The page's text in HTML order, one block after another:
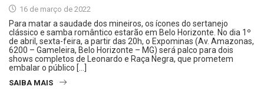
16 de março de 2022
Para matar a saudade dos mineiros, os ícones do sertanejo
clássico e samba romântico estarão em Belo Horizonte. No dia 1º
de abril, sexta-feira, a partir das 20h, o Expominas (Av. Amazonas,
6200 – Gameleira, Belo Horizonte – MG) será palco para dois
shows completos de Leonardo e Raça Negra, que prometem
embalar o público […]
SAIBA MAIS